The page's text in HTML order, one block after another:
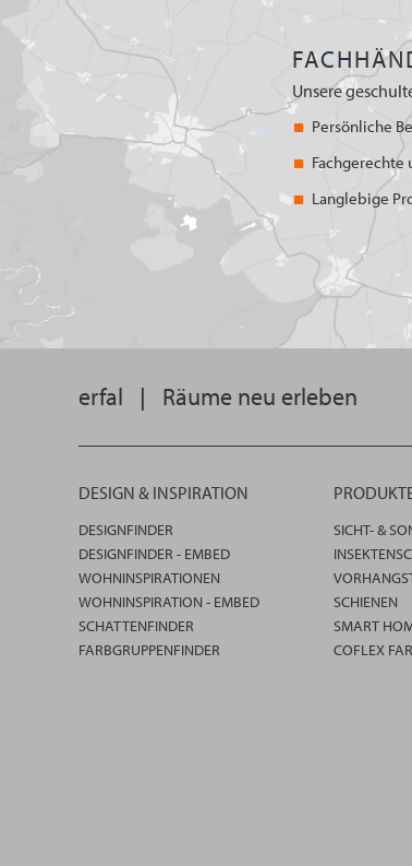
Unsere
Persönliche
Fachgerechte
Langlebige
erfal | Räume neu erleben
DESIGN & INSPIRATION
DESIGNFINDER
DESIGNFINDER - EMBED
WOHNINSPIRATIONEN
WOHNINSPIRATION - EMBED
SCHATTENFINDER
FARBGRUPPENFINDER
SICHT- &
SCHIENEN
SMART
COFLEX